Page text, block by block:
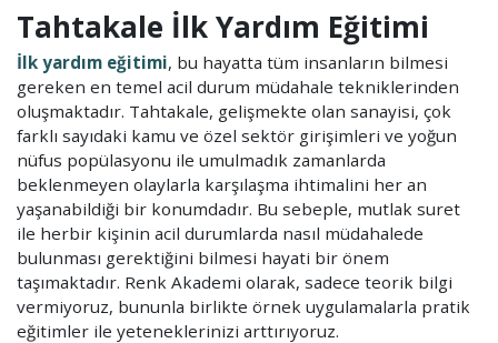
Tahtakale İlk Yardım Eğitimi
İlk yardım eğitimi, bu hayatta tüm insanların bilmesi
gereken en temel acil durum müdahale tekniklerinden
oluşmaktadır. Tahtakale, gelişmekte olan sanayisi, çok
farklı sayıdaki kamu ve özel sektör girişimleri ve yoğun
nüfus popülasyonu ile umulmadık zamanlarda
beklenmeyen olaylarla karşılaşma ihtimalini her an
yaşanabildiği bir konumdadır. Bu sebeple, mutlak suret
ile herbir kişinin acil durumlarda nasıl müdahalede
bulunması gerektiğini bilmesi hayati bir önem
taşımaktadır. Renk Akademi olarak, sadece teorik bilgi
vermiyoruz, bununla birlikte örnek uygulamalarla pratik
eğitimler ile yeteneklerinizi arttırıyoruz.